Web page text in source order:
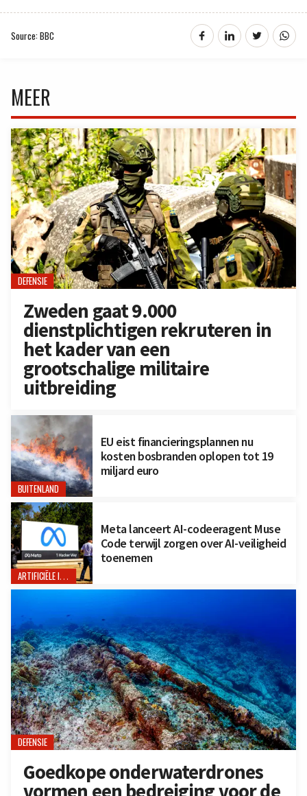
Source: BBC
MEER
DEFENSIE
Zweden gaat 9.000
dienstplichtigen rekruteren in
het kader van een
grootschalige militaire
uitbreiding
BUITENLAND
EU eist financieringsplannen nu
kosten bosbranden oplopen tot 19
miljard euro
ARTIFICIËLE INTELLIGENTIE
Meta lanceert AI-codeeragent Muse
Code terwijl zorgen over AI-veiligheid
toenemen
DEFENSIE
Goedkope onderwaterdrones
vormen een bedreiging voor de